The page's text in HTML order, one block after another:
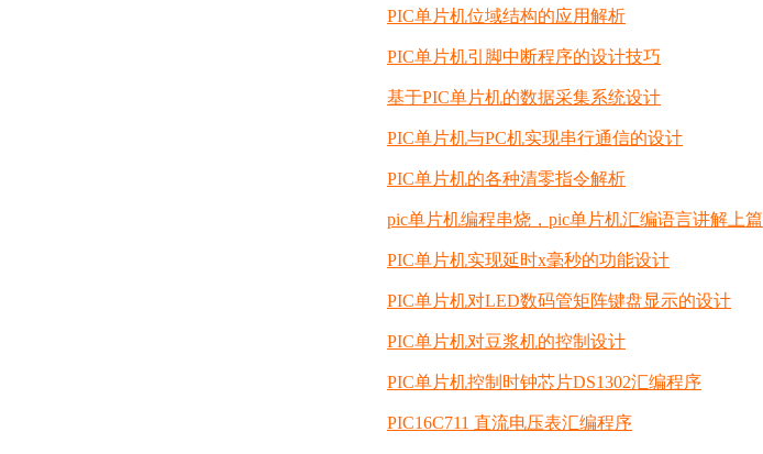
PIC单片机位域结构的应用解析
PIC单片机引脚中断程序的设计技巧
基于PIC单片机的数据采集系统设计
PIC单片机与PC机实现串行通信的设计
PIC单片机的各种清零指令解析
pic单片机编程串烧，pic单片机汇编语言讲解上篇
PIC单片机实现延时x毫秒的功能设计
PIC单片机对LED数码管矩阵键盘显示的设计
PIC单片机对豆浆机的控制设计
PIC单片机控制时钟芯片DS1302汇编程序
PIC16C711 直流电压表汇编程序